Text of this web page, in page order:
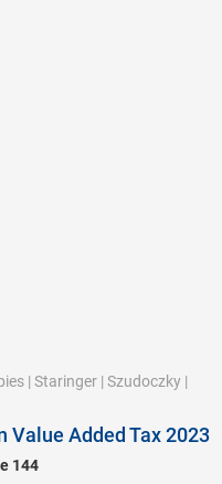
| Staringer | Szudoczky |
Value Added Tax 2023
144